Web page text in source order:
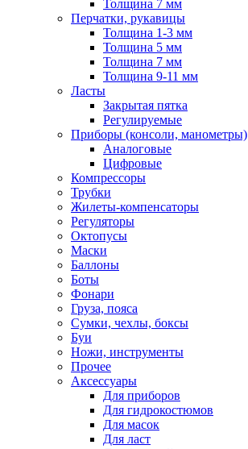
Толщина 7 мм
Перчатки, рукавицы
Толщина 1-3 мм
Толщина 5 мм
Толщина 7 мм
Толщина 9-11 мм
Ласты
Закрытая пятка
Регулируемые
Приборы (консоли, манометры)
Аналоговые
Цифровые
Компрессоры
Трубки
Жилеты-компенсаторы
Регуляторы
Октопусы
Маски
Баллоны
Боты
Фонари
Груза, пояса
Сумки, чехлы, боксы
Буи
Ножи, инструменты
Прочее
Аксессуары
Для приборов
Для гидрокостюмов
Для масок
Для ласт